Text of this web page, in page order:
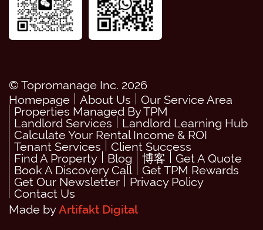
© Topromanage Inc. 2026
Homepage
About Us Our Service Area
Properties Managed By TPM
Landlord Services Landlord Learning Hub
Calculate Your Rental Income & ROI
Tenant Services Client Success
Find A Property Blog 博客 Get A Quote
Book A Discovery Call Get TPM Rewards
Get Our Newsletter Privacy Policy
Contact Us
Made byArtifakt Digital